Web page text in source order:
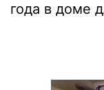
года в доме